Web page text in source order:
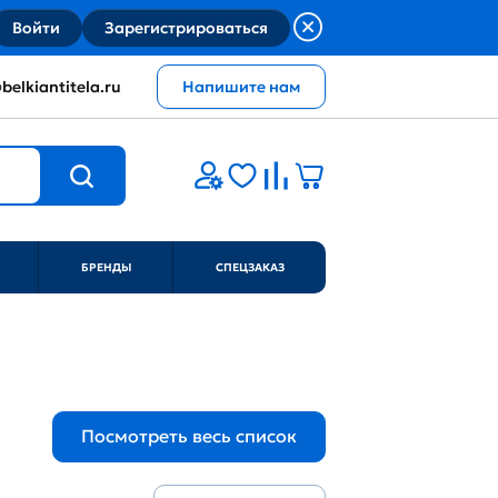
Войти Зарегистрироваться
Напишите нам
БРЕНДЫ СПЕЦЗАКАЗ